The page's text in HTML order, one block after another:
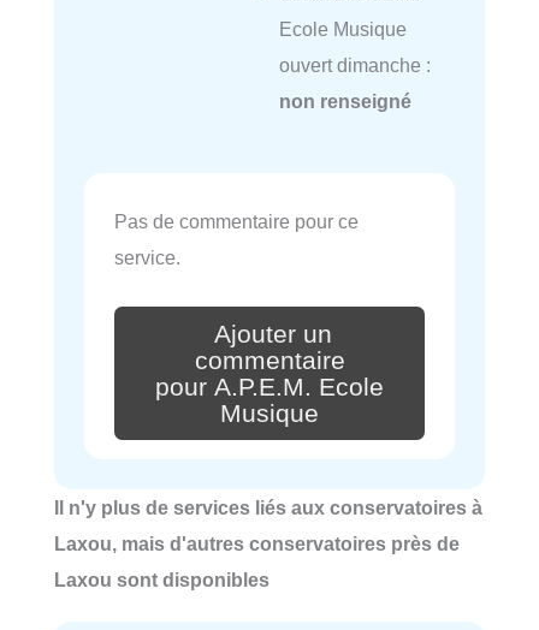
Ecole Musique
ouvert dimanche :
non renseigné
Pas de commentaire pour ce
service.
Ajouter un
commentaire
pour A.P.E.M. Ecole
Musique
Il n'y plus de services liés aux conservatoires à
Laxou, mais d'autres conservatoires près de
Laxou sont disponibles